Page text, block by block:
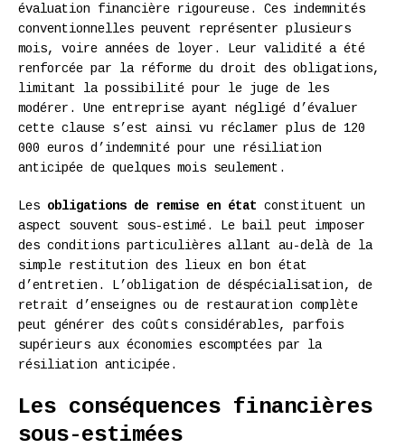
évaluation financière rigoureuse. Ces indemnités
conventionnelles peuvent représenter plusieurs
mois, voire années de loyer. Leur validité a été
renforcée par la réforme du droit des obligations,
limitant la possibilité pour le juge de les
modérer. Une entreprise ayant négligé d’évaluer
cette clause s’est ainsi vu réclamer plus de 120
000 euros d’indemnité pour une résiliation
anticipée de quelques mois seulement.
Les obligations de remise en état constituent un
aspect souvent sous-estimé. Le bail peut imposer
des conditions particulières allant au-delà de la
simple restitution des lieux en bon état
d’entretien. L’obligation de déspécialisation, de
retrait d’enseignes ou de restauration complète
peut générer des coûts considérables, parfois
supérieurs aux économies escomptées par la
résiliation anticipée.
Les conséquences financières
sous-estimées